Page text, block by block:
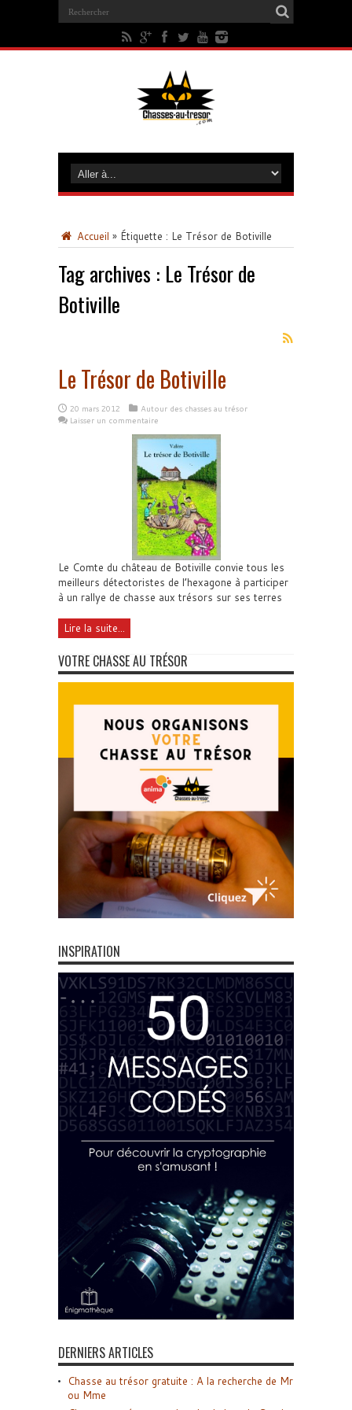
Accueil » Étiquette : Le Trésor de Botiville
Tag archives : Le Trésor de
Botiville
Le Trésor de Botiville
20 mars 2012
Autour des chasses au trésor
Laisser un commentaire
Le Comte du château de Botiville convie tous les
meilleurs détectoristes de l’hexagone à participer
à un rallye de chasse aux trésors sur ses terres
Lire la suite...
VOTRE CHASSE AU TRÉSOR
INSPIRATION
DERNIERS ARTICLES
Chasse au trésor gratuite : A la recherche de Mr
ou Mme